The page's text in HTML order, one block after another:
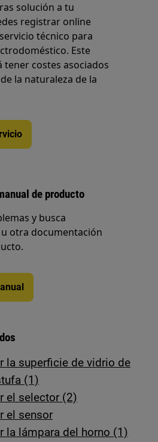
solución a tu
registrar online
técnico para
Este
tener costes asociados
la naturaleza de la
de producto
y busca
otra documentación
la superficie de vidrio de
(1)
el selector (2)
el sensor
la lámpara del horno (1)